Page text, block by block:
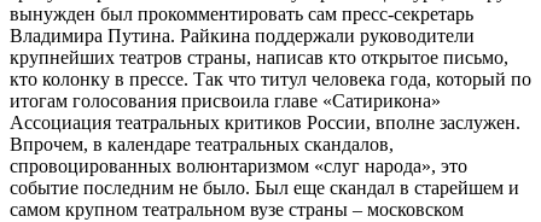
вынужден был прокомментировать сам пресс-секретарь
Владимира Путина. Райкина поддержали руководители
крупнейших театров страны, написав кто открытое письмо,
кто колонку в прессе. Так что титул человека года, который по
итогам голосования присвоила главе «Сатирикона»
Ассоциация театральных критиков России, вполне заслужен.
Впрочем, в календаре театральных скандалов,
спровоцированных волюнтаризмом «слуг народа», это
событие последним не было. Был еще скандал в старейшем и
самом крупном театральном вузе страны – московском